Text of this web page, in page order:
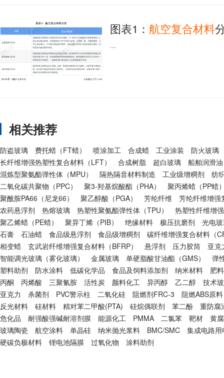
图表1： 航空复合材料
...
相关推荐
防盗玻璃 费托蜡（FT蜡） 喷涂加工 合成蜡 工业涂装
防火玻璃
长纤维增强热塑性复合材料（LFT）
合成树脂 超白玻璃
船舶润滑油
混炼型聚氨酯弹性体（MPU）
隔热隔音材料制造 工业级增稠剂
纺
二氧化碳共聚物（PPC）
聚3-羟基烷酸酯（PHA）
聚丙烯蜡（PP蜡
聚酰胺PA66（尼龙66）
聚乙醇酸（PGA） 芳纶纤维
芳纶纤维增强
农药悬浮剂
热熔玻璃 热塑性聚氨酯弹性体（TPU）
热塑性纤维增
聚乙烯蜡（PE蜡）
聚异丁烯（PIB） 绝缘材料 极压抗磨剂
光电
石膏
石油蜡 食品级悬浮剂 食品级增稠剂
碳纤维增强复合材料（
相变蜡
玄武岩纤维增强复合材料（BFRP） 悬浮剂 压力胶筒
亚克
智能调光玻璃（雾化玻璃）
金属玻璃 单硬脂酸甘油酯（GMS）
弹
塑料助剂
防水涂料 低碳化学品 食品及饲料添加剂 纳米材料
肥
丙酮
丙烯酸 三聚氰胺 活性炭 颜料化工 异丙醇 乙二醇
技术
亚克力
杀菌剂 PVC警示柱 二氧化硅 阻燃剂FRC-3
阻燃ABS原料
反光材料
硅材料 精对苯二甲酸(PTA) 硅烷偶联剂 苯二酚
重防腐
危化品
耐强酸强碱耐溶剂膜 能源化工 PMMA 二氯苯 靶材
黄
玻璃陶瓷
航空涂料 单晶硅 纳米抛光浆料 BMC/SMC
集成电路
硬碳负极材料
锂电池隔膜 过氧化物 涂料助剂